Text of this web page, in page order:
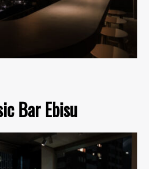
Bar Ebisu